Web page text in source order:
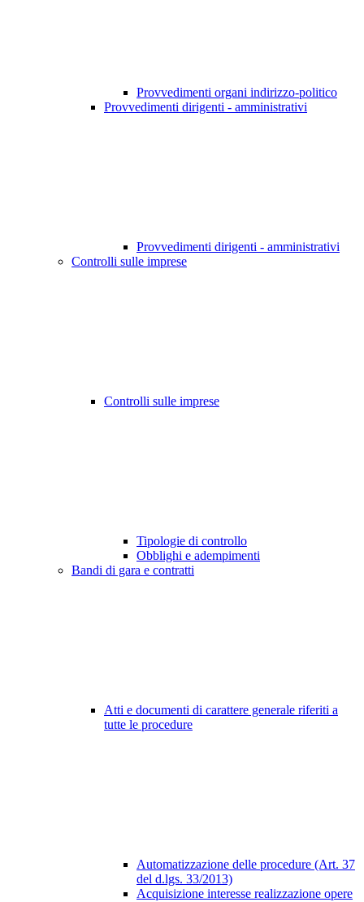
Provvedimenti organi indirizzo-politico
Provvedimenti dirigenti - amministrativi
Provvedimenti dirigenti - amministrativi
Controlli sulle imprese
Controlli sulle imprese
Tipologie di controllo
Obblighi e adempimenti
Bandi di gara e contratti
Atti e documenti di carattere generale riferiti a
tutte le procedure
Automatizzazione delle procedure (Art. 37
del d.lgs. 33/2013)
Acquisizione interesse realizzazione opere